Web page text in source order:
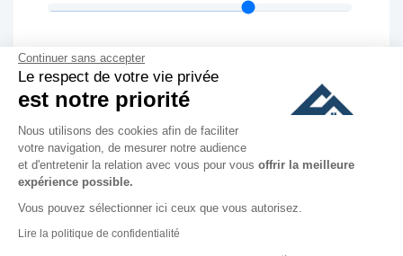
Continuer sans accepter
Le respect de votre vie privée
est notre priorité
Nous utilisons des cookies afin de faciliter
votre navigation, de mesurer notre audience
et d'entretenir la relation avec vous pour vous offrir la meilleure
expérience possible.
Vous pouvez sélectionner ici ceux que vous autorisez.
Lire la politique de confidentialité
Monthly charges :
Yearly rent :